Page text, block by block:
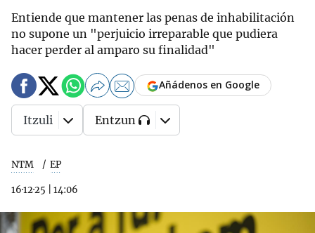
Entiende que mantener las penas de inhabilitación
no supone un "perjuicio irreparable que pudiera
hacer perder al amparo su finalidad"
NTM EP
16·12·25 14:06
Añádenos en Google
Itzuli Entzun